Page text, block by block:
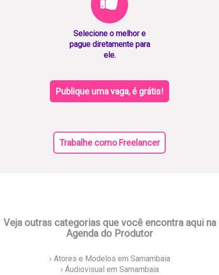
Selecione o melhor e
pague diretamente para
ele.
Publique uma vaga, é grátis!
Trabalhe como Freelancer
Veja outras categorias que você encontra aqui na
Agenda do Produtor
› Atores e Modelos em Samambaia
› Áudiovisual em Samambaia